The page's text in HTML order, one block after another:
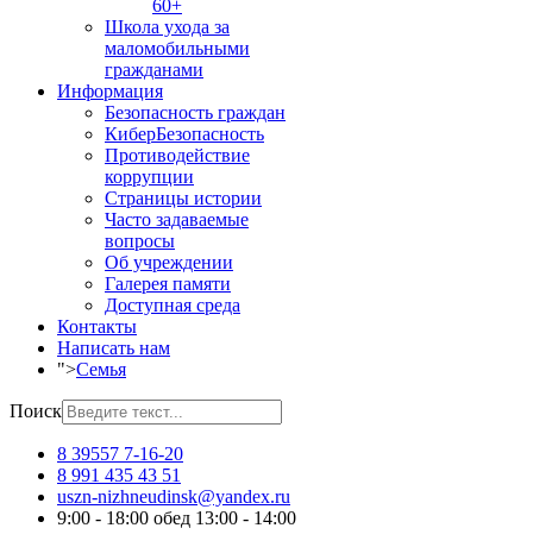
60+
Школа ухода за
маломобильными
гражданами
Информация
Безопасность граждан
КиберБезопасность
Противодействие
коррупции
Страницы истории
Часто задаваемые
вопросы
Об учреждении
Галерея памяти
Доступная среда
Контакты
Написать нам
">Семья
Поиск
8 39557 7-16-20
8 991 435 43 51
uszn-nizhneudinsk@yandex.ru
9:00 - 18:00 обед 13:00 - 14:00